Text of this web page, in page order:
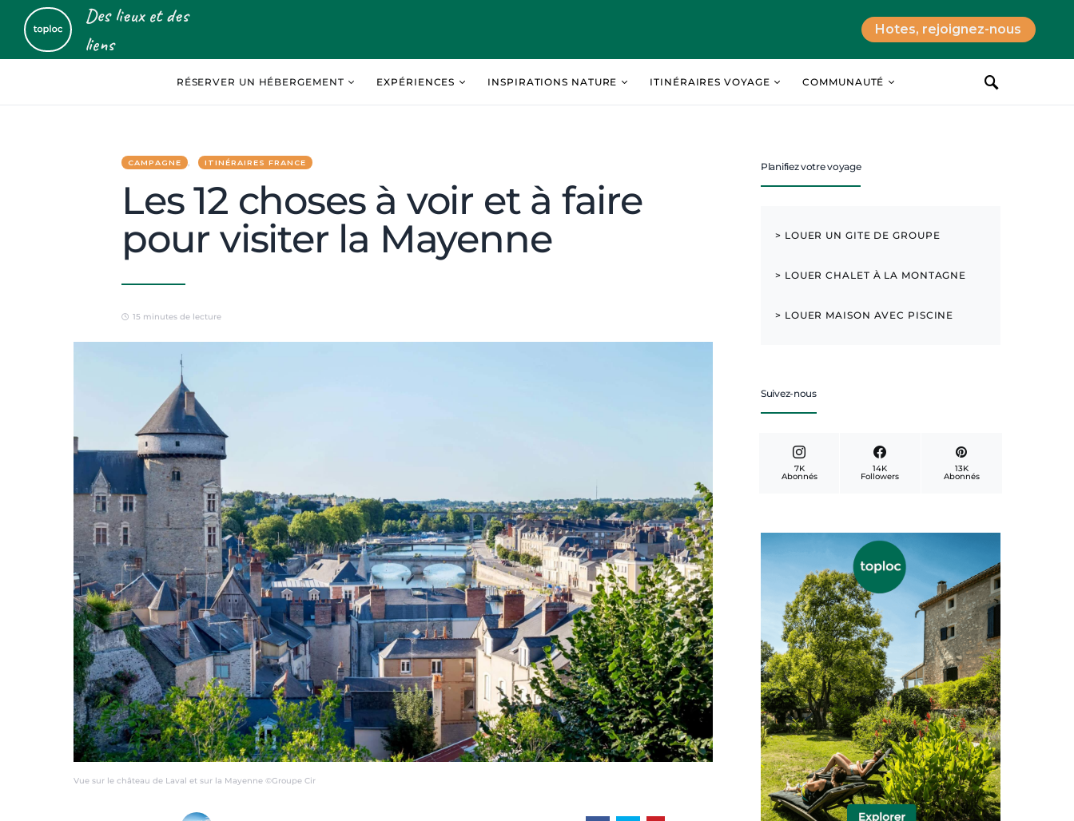
Des lieux et des
liens
Hotes, rejoignez-nous
RÉSERVER UN HÉBERGEMENT EXPÉRIENCES INSPIRATIONS NATURE ITINÉRAIRES VOYAGE COMMUNAUTÉ
CAMPAGNE ITINÉRAIRES FRANCE
Les 12 choses à voir et à faire
pour visiter la Mayenne
15 minutes de lecture
Vue sur le château de Laval et sur la Mayenne ©Groupe Cir
Planifiez votre voyage
> LOUER UN GITE DE GROUPE
> LOUER CHALET À LA MONTAGNE
> LOUER MAISON AVEC PISCINE
Suivez-nous
7K
Abonnés
14K
Followers
13K
Abonnés